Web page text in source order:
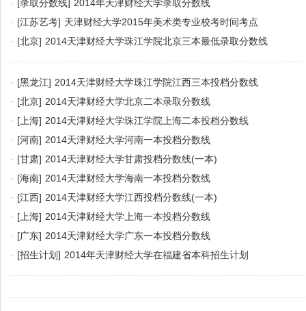
· [录取分数线] 2014年天津财经大学录取分数线
· [江苏艺考] 天津财经大学2015年美术类专业校考时间考点
· [北京] 2014天津财经大学珠江学院北京三本最低录取分数线
· [黑龙江] 2014天津财经大学珠江学院江西三本投档分数线
· [北京] 2014天津财经大学北京二本录取分数线
· [上海] 2014天津财经大学珠江学院上海二本投档分数线
· [河南] 2014天津财经大学河南一本投档分数线
· [甘肃] 2014天津财经大学甘肃投档分数线(一本)
· [海南] 2014天津财经大学海南一本投档分数线
· [江西] 2014天津财经大学江西投档分数线(一本)
· [上海] 2014天津财经大学上海一本投档分数线
· [广东] 2014天津财经大学广东一本投档分数线
· [招生计划] 2014年天津财经大学在福建省本科招生计划